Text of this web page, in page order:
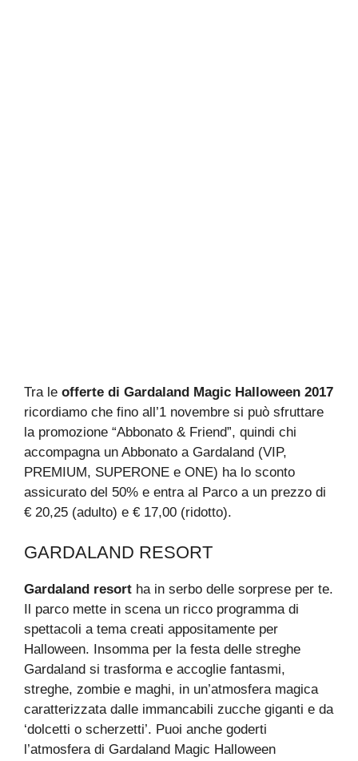
Tra le offerte di Gardaland Magic Halloween 2017
ricordiamo che fino all’1 novembre si può sfruttare
la promozione “Abbonato & Friend”, quindi chi
accompagna un Abbonato a Gardaland (VIP,
PREMIUM, SUPERONE e ONE) ha lo sconto
assicurato del 50% e entra al Parco a un prezzo di
€ 20,25 (adulto) e € 17,00 (ridotto).
GARDALAND RESORT
Gardaland resort ha in serbo delle sorprese per te.
Il parco mette in scena un ricco programma di
spettacoli a tema creati appositamente per
Halloween. Insomma per la festa delle streghe
Gardaland si trasforma e accoglie fantasmi,
streghe, zombie e maghi, in un’atmosfera magica
caratterizzata dalle immancabili zucche giganti e da
‘dolcetti o scherzetti’. Puoi anche goderti
l’atmosfera di Gardaland Magic Halloween